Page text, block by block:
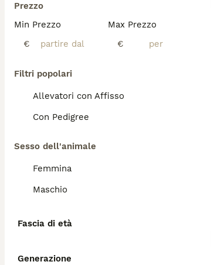
Prezzo
Min Prezzo
€
Max Prezzo
€
Filtri popolari
Allevatori con Affisso
Con Pedigree
Sesso dell'animale
Femmina
Maschio
Fascia di età
Generazione